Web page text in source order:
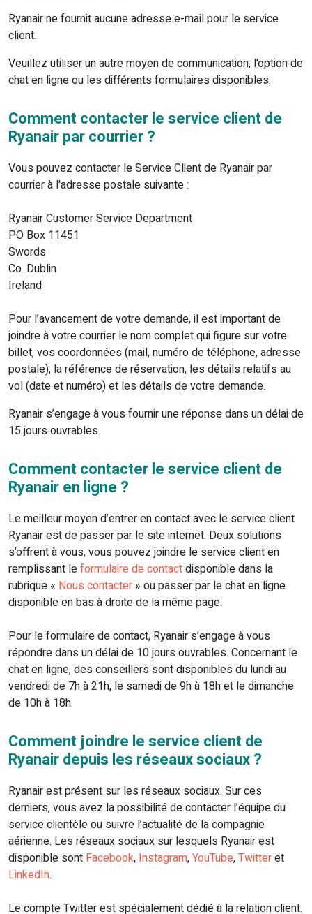
Ryanair ne fournit aucune adresse e-mail pour le service
client.
Veuillez utiliser un autre moyen de communication, l'option de
chat en ligne ou les différents formulaires disponibles.
Comment contacter le service client de
Ryanair par courrier ?
Vous pouvez contacter le Service Client de Ryanair par
courrier à l'adresse postale suivante :
Ryanair Customer Service Department
PO Box 11451
Swords
Co. Dublin
Ireland
Pour l’avancement de votre demande, il est important de
joindre à votre courrier le nom complet qui figure sur votre
billet, vos coordonnées (mail, numéro de téléphone, adresse
postale), la référence de réservation, les détails relatifs au
vol (date et numéro) et les détails de votre demande.
Ryanair s’engage à vous fournir une réponse dans un délai de
15 jours ouvrables.
Comment contacter le service client de
Ryanair en ligne ?
Le meilleur moyen d’entrer en contact avec le service client
Ryanair est de passer par le site internet. Deux solutions
s’offrent à vous, vous pouvez joindre le service client en
remplissant leformulaire de contactdisponible dans la
rubrique « Nous contacter » ou passer par le chat en ligne
disponible en bas à droite de la même page.
Pour le formulaire de contact, Ryanair s’engage à vous
répondre dans un délai de 10 jours ouvrables. Concernant le
chat en ligne, des conseillers sont disponibles du lundi au
vendredi de 7h à 21h, le samedi de 9h à 18h et le dimanche
de 10h à 18h.
Comment joindre le service client de
Ryanair depuis les réseaux sociaux ?
Ryanair est présent sur les réseaux sociaux. Sur ces
derniers, vous avez la possibilité de contacter l’équipe du
service clientèle ou suivre l’actualité de la compagnie
aérienne. Les réseaux sociaux sur lesquels Ryanair est
disponible sont Facebook, Instagram,YouTube,Twitteret
LinkedIn.
Le compte Twitter est spécialement dédié à la relation client.